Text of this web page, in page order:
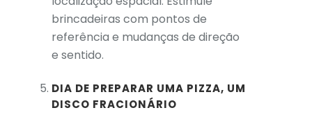
brincadeiras com pontos de
referência e mudanças de direção
e sentido.
DIA DE PREPARAR UMA PIZZA, UM
DISCO FRACIONÁRIO